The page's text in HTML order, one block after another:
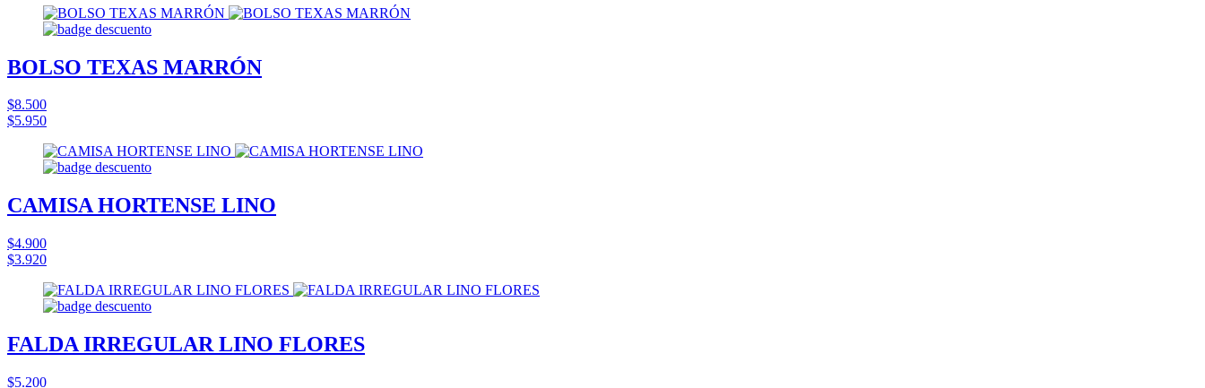
BOLSO TEXAS MARRÓN
$8.500
$5.950
CAMISA HORTENSE LINO
$4.900
$3.920
FALDA IRREGULAR LINO FLORES
$5.200